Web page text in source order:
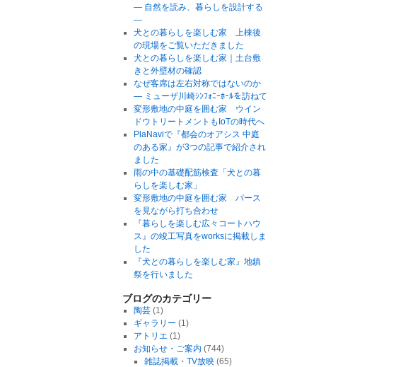
― 自然を読み、暮らしを設計する
―
犬との暮らしを楽しむ家 上棟後
の現場をご覧いただきました
犬との暮らしを楽しむ家｜土台敷
きと外壁材の確認
なぜ客席は左右対称ではないのか
― ミューザ川崎ｼﾝﾌｫﾆｰﾎｰﾙを訪ねて
変形敷地の中庭を囲む家 ウイン
ドウトリートメントもIoTの時代へ
PlaNaviで『都会のオアシス 中庭
のある家』が3つの記事で紹介され
ました
雨の中の基礎配筋検査「犬との暮
らしを楽しむ家」
変形敷地の中庭を囲む家 パース
を見ながら打ち合わせ
『暮らしを楽しむ広々コートハウ
ス』の竣工写真をworksに掲載しま
した
『犬との暮らしを楽しむ家』地鎮
祭を行いました
ブログのカテゴリー
陶芸(1)
ギャラリー (1)
アトリエ(1)
お知らせ・ご案内 (744)
雑誌掲載・TV放映 (65)